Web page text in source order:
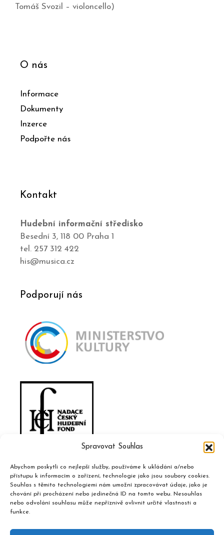
Spravovat Souhlas
Abychom poskytli co nejlepší služby, používáme k ukládání a/nebo
přístupu k informacím o zařízení, technologie jako jsou soubory cookies.
Souhlas s těmito technologiemi nám umožní zpracovávat údaje, jako je
chování při procházení nebo jedinečná ID na tomto webu. Nesouhlas
nebo odvolání souhlasu může nepříznivě ovlivnit určité vlastnosti a
funkce.
Tomáš Svozil – violoncello)
O nás
Informace
Dokumenty
Inzerce
Podpořte nás
Kontakt
Hudební informační středisko
Besední 3, 118 00 Praha 1
tel. 257 312 422
his@musica.cz
Podporují nás